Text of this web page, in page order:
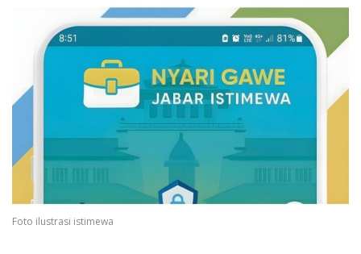
Foto ilustrasi istimewa